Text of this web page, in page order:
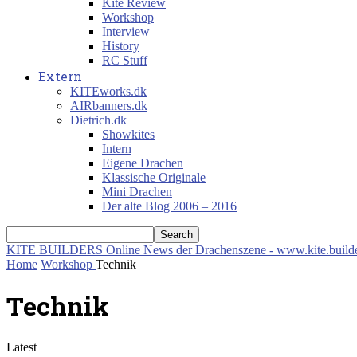
Kite Review
Workshop
Interview
History
RC Stuff
Extern
KITEworks.dk
AIRbanners.dk
Dietrich.dk
Showkites
Intern
Eigene Drachen
Klassische Originale
Mini Drachen
Der alte Blog 2006 – 2016
KITE BUILDERS Online News der Drachenszene -
Home Workshop Technik
Technik
Latest